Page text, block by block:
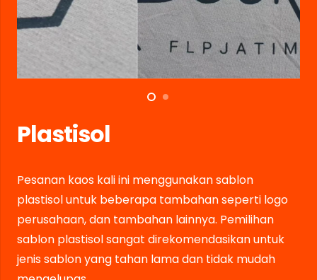
Plastisol
Pesanan kaos kali ini menggunakan sablon
plastisol untuk beberapa tambahan seperti logo
perusahaan, dan tambahan lainnya. Pemilihan
sablon plastisol sangat direkomendasikan untuk
jenis sablon yang tahan lama dan tidak mudah